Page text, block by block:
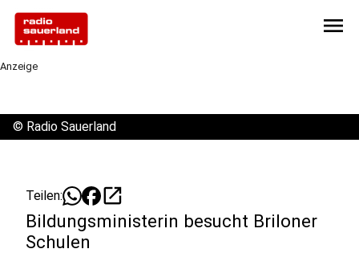
menu
Anzeige
© Radio Sauerland
Teilen: open_in_new
Bildungsministerin besucht Briloner
Schulen